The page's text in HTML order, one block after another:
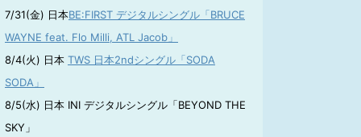
7/31(金) 日本BE:FIRST デジタルシングル「BRUCE
WAYNE feat. Flo Milli, ATL Jacob」
8/4(火) 日本 TWS 日本2ndシングル「SODA
SODA」
8/5(水) 日本 INI デジタルシングル「BEYOND THE
SKY」